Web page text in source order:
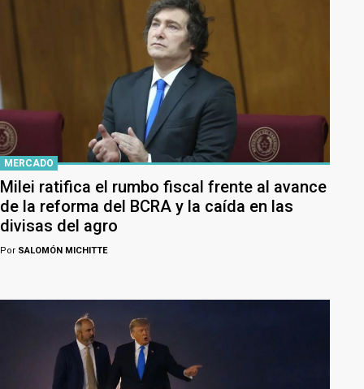
MERCADO
Milei ratifica el rumbo fiscal frente al avance
de la reforma del BCRA y la caída en las
divisas del agro
Por SALOMÓN MICHITTE